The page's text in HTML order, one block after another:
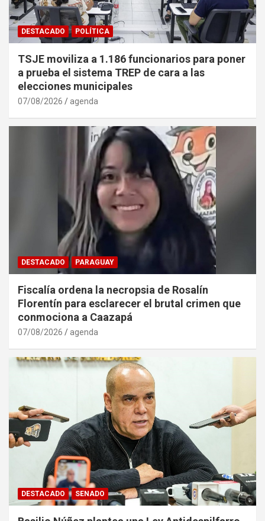
DESTACADO POLÍTICA
TSJE moviliza a 1.186 funcionarios para poner
a prueba el sistema TREP de cara a las
elecciones municipales
07/08/2026 agenda
DESTACADO PARAGUAY
Fiscalía ordena la necropsia de Rosalín
Florentín para esclarecer el brutal crimen que
conmociona a Caazapá
07/08/2026 agenda
DESTACADO SENADO